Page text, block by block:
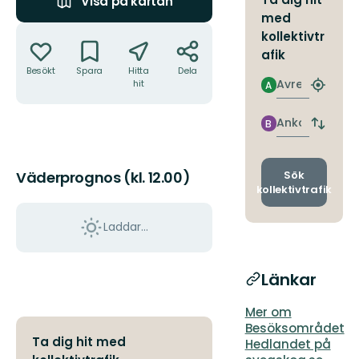
Besökt Spara
Hitta
hit
Dela
Väderprognos (kl. 12.00)
Laddar...
Ta dig hit med
med
kollektivtr
afik
Avresa
A
Hitta
Ankomst
B
Byt
och
Sök
kollektivtrafik
Länkar
Mer om
Besöksområdet
Hedlandet på